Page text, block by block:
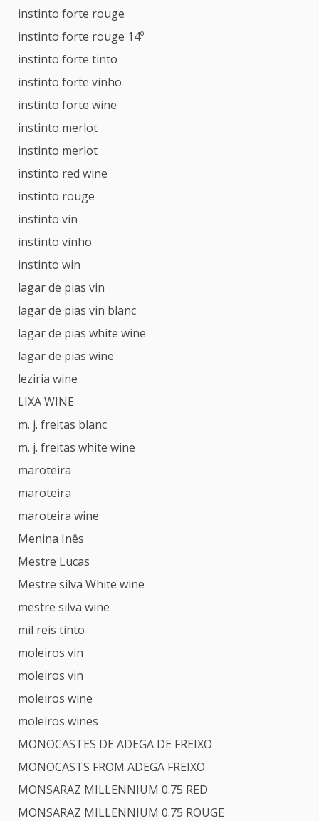
instinto forte rouge
instinto forte rouge 14º
instinto forte tinto
instinto forte vinho
instinto forte wine
instinto merlot
instinto merlot
instinto red wine
instinto rouge
instinto vin
instinto vinho
instinto win
lagar de pias vin
lagar de pias vin blanc
lagar de pias white wine
lagar de pias wine
leziria wine
LIXA WINE
m. j. freitas blanc
m. j. freitas white wine
maroteira
maroteira
maroteira wine
Menina Inês
Mestre Lucas
Mestre silva White wine
mestre silva wine
mil reis tinto
moleiros vin
moleiros vin
moleiros wine
moleiros wines
MONOCASTES DE ADEGA DE FREIXO
MONOCASTS FROM ADEGA FREIXO
MONSARAZ MILLENNIUM 0.75 RED
MONSARAZ MILLENNIUM 0.75 ROUGE